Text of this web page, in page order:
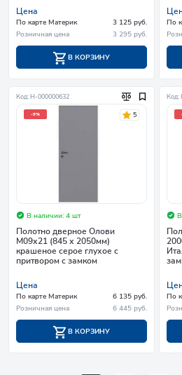
Цена
По карте Материк
3 125 руб.
Розничная цена
3 295 руб.
В КОРЗИНУ
По
Код: Н-000000632
-5% 5
В наличии: 4 шт
Полотно дверное Олови
М09х21 (845 х 2050мм)
крашеное серое глухое с
притвором с замком
Цена
По карте Материк
6 135 руб.
Розничная цена
6 445 руб.
В КОРЗИНУ
Код:
По